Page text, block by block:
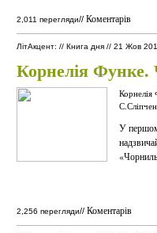
2,011 перегляди// Коментарів
ЛітАкцент: // Книга дня // 21 Жов
Корнелія
Корнелія
У
2,256 перегляди// Коментарів